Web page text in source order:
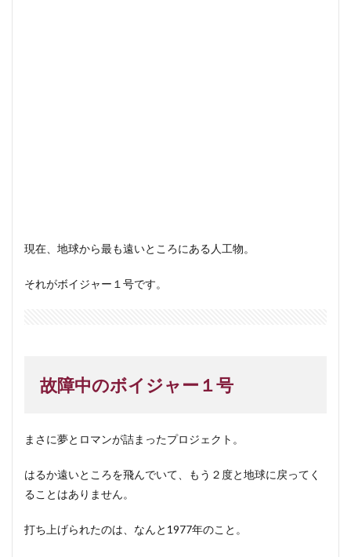
現在、地球から最も遠いところにある人工物。
それがボイジャー１号です。
故障中のボイジャー１号
まさに夢とロマンが詰まったプロジェクト。
はるか遠いところを飛んでいて、もう２度と地球に戻ってく
ることはありません。
打ち上げられたのは、なんと1977年のこと。